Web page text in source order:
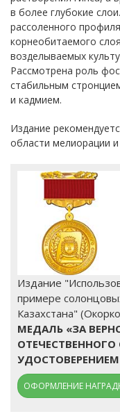
в более глубокие
рассоленного
корнеобитаемого
возделываемых
Рассмотрена роль
стабильным
и кадмием.
Издание
области мелиорации
Издание
примере
Казахстана"
МЕДАЛЬ «ЗА
УДОСТОВЕРЕНИЕМ
ОФОРМЛЕНИЕ